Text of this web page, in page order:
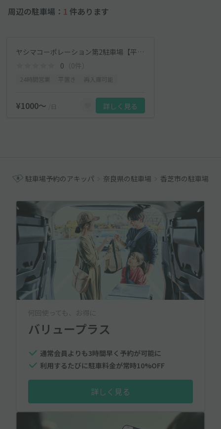
周辺の駐車場： 1 件あります
ヤシマコーポレーション第2駐車場【平日のみ】
0 （0件）
¥1000〜 /日 詳しく見る
駐車場予約のアキッパ 奈良県の駐車場 香芝市の駐車場
何回使っても、お得に
バリュープラス
通常会員よりも3時間早く予約が可能に
利用するたびに駐車料金が常時10%OFF
詳しく見る